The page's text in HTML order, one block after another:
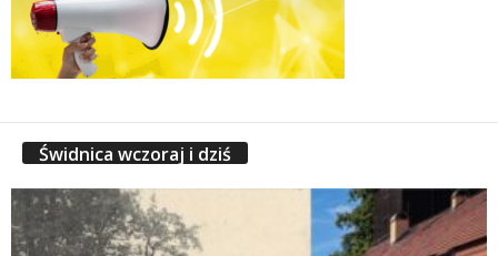
Świdnica wczoraj i dziś